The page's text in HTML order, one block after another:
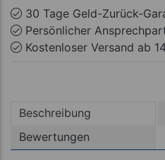
30 Tage Geld-Zurück-
Persönlicher
Kostenloser Versand ab
Beschreibung
Bewertungen